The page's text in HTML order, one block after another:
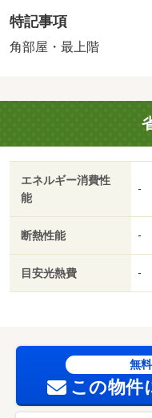
２ヶ月／仲介手数料１
定／２０２６年７月新
前の平置き駐車場ス
解約時１か月分★イン
け工事不可・退去時撤
き場はありません■解約
３０日／エアコン／角
クッキングヒーター／
／シャッター／礼金１
幕張（ショッピングセ
幕張本郷店（スーパー
千葉幕張本郷郵便局（
張本郷支店（銀行）ま
特記事項
角部屋・最上階
エネルギー消費性
能
-
断熱性能 -
目安光熱費 -
無
この物件